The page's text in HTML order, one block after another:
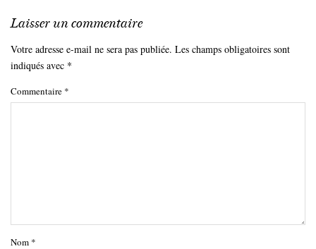
Laisser un commentaire
Votre adresse e-mail ne sera pas publiée. Les champs obligatoires sont
indiqués avec *
Commentaire *
Nom *